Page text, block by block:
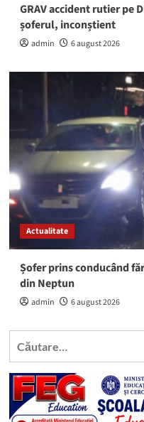
GRAV accident rutier pe
șoferul, inconștient
admin 6 august 2026
Actualitate
Șofer prins conducând
din Neptun
admin 6 august 2026
Caută